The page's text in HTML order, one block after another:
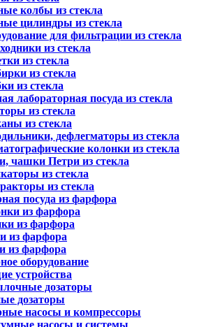
колбы из стекла
цилиндры из стекла
для фильтрации из стекла
из стекла
из стекла
из стекла
из стекла
лабораторная посуда из стекла
из стекла
из стекла
дефлегматоры из стекла
колонки из стекла
чашки Петри из стекла
из стекла
из стекла
посуда из фарфора
из фарфора
из фарфора
из фарфора
из фарфора
оборудование
устройства
дозаторы
дозаторы
насосы и компрессоры
насосы и системы